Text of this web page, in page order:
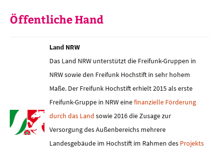
Öffentliche Hand
Land NRW
Das Land NRW unterstützt die Freifunk-Gruppen in
NRW sowie den Freifunk Hochstift in sehr hohem
Maße. Der Freifunk Hochstift erhielt 2015 als erste
Freifunk-Gruppe in NRW einefinanzielle Förderung
durch das Land sowie 2016 die Zusage zur
Versorgung des Außenbereichs mehrere
Landesgebäude im Hochstift im Rahmen des Projekts